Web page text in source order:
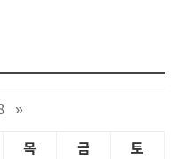
»
목 금 토